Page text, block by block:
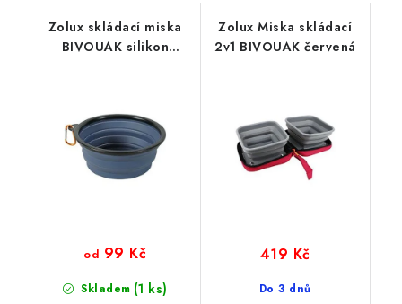
Zolux skládací miska
BIVOUAK silikon
Skladem (1 ks)
od 99 Kč
Zolux Miska skládací
2v1 BIVOUAK červená
Do 3 dnů
419 Kč